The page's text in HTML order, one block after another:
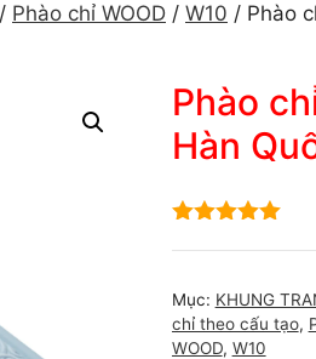
/ Phào chỉ WOOD / W10 / Phào
Phào
Hàn
Mục: KHUNG
chỉ theo cấu tạo,
WOOD, W10